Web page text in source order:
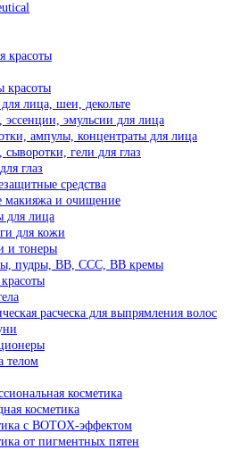
красоты
красоты
лица, шеи, декольте
эмульсии для лица
ампулы, концентраты для лица
гели для глаз
глаз
средства
макияжа и очищение
для лица
для кожи
и тонеры
пудры, ВВ, ССС, ВВ кремы
расческа для выпрямления волос
телом
косметика
косметика
с BOTOX-эффектом
от пигментных пятен